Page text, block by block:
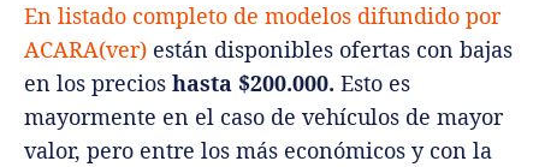
En listado completo de modelos difundido por
ACARA(ver) están disponibles ofertas con bajas
en los precios hasta $200.000. Esto es
mayormente en el caso de vehículos de mayor
valor, pero entre los más económicos y con la